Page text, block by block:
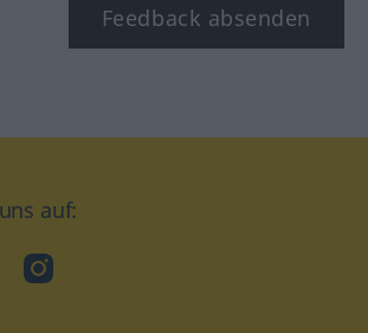
Feedback absenden
auf:
Instagram